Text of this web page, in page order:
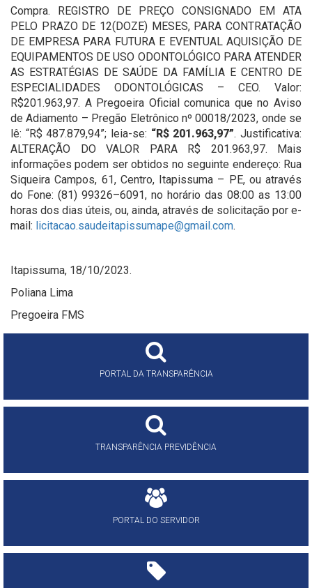
Compra. REGISTRO DE PREÇO CONSIGNADO EM ATA
PELO PRAZO DE 12(DOZE) MESES, PARA CONTRATAÇÃO
DE EMPRESA PARA FUTURA E EVENTUAL AQUISIÇÃO DE
EQUIPAMENTOS DE USO ODONTOLÓGICO PARA ATENDER
AS ESTRATÉGIAS DE SAÚDE DA FAMÍLIA E CENTRO DE
ESPECIALIDADES ODONTOLÓGICAS – CEO. Valor:
R$201.963,97. A Pregoeira Oficial comunica que no Aviso
de Adiamento – Pregão Eletrônico nº 00018/2023, onde se
lê: “R$ 487.879,94”; leia-se: “R$ 201.963,97”. Justificativa:
ALTERAÇÃO DO VALOR PARA R$ 201.963,97. Mais
informações podem ser obtidos no seguinte endereço: Rua
Siqueira Campos, 61, Centro, Itapissuma – PE, ou através
do Fone: (81) 99326–6091, no horário das 08:00 as 13:00
horas dos dias úteis, ou, ainda, através de solicitação por e-
mail: licitacao.saudeitapissumape@gmail.com.
Itapissuma, 18/10/2023.
Poliana Lima
Pregoeira FMS
PORTAL DA TRANSPARÊNCIA
TRANSPARÊNCIA PREVIDÊNCIA
PORTAL DO SERVIDOR